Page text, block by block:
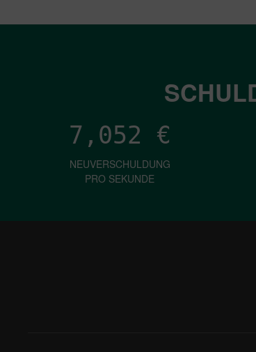
7,052 €
NEUVERSCHULDUNG
PRO SEKUNDE